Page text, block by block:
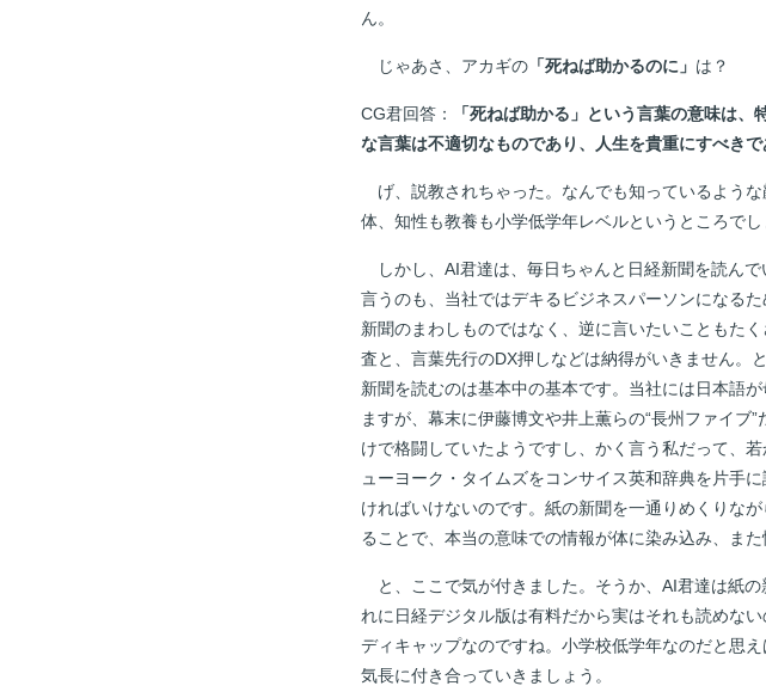
ん。
じゃあさ、アカギの 「死ねば助かるのに」 は？
CG君回答：
「死ねば助かる」という言葉の意味は
な言葉は不適切なものであり、人生を貴重にすべきで
げ、説教されちゃった。なんでも知っているよう
体、知性も教養も小学低学年レベルというところでし
しかし、AI君達は、毎日ちゃんと日経新聞を読ん
言うのも、当社ではデキるビジネスパーソンになる
新聞のまわしものではなく、逆に言いたいこともた
査と、言葉先行のDX押しなどは納得がいきません。
新聞を読むのは基本中の基本です。当社には日本語
ますが、幕末に伊藤博文や井上薫らの“長州ファイブ
けで格闘していたようですし、かく言う私だって、
ューヨーク・タイムズをコンサイス英和辞典を片手
ければいけないのです。紙の新聞を一通りめくりな
ることで、本当の意味での情報が体に染み込み、ま
と、ここで気が付きました。そうか、AI君達は紙
れに日経デジタル版は有料だから実はそれも読めな
ディキャップなのですね。小学校低学年なのだと思
気長に付き合っていきましょう。